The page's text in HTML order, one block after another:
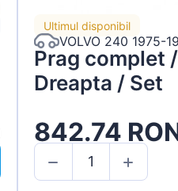
Ultimul disponibil
VOLVO 240 1975-
Prag complet
Dreapta / Set
842.74